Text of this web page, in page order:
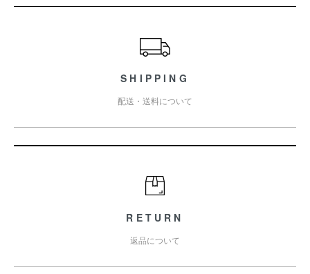
SHIPPING
配送・送料について
RETURN
返品について